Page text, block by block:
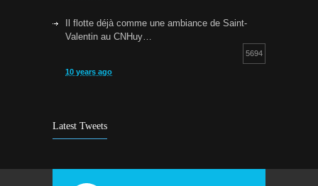
Il flotte déjà comme une ambiance de Saint-
Valentin au CNHuy…
5694
10 years ago
9 years ago
10 years ago
Latest Tweets